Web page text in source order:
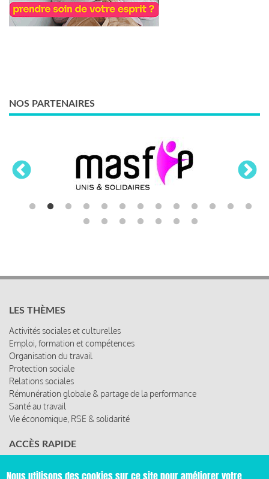
NOS PARTENAIRES
LES THÈMES
Activités sociales et culturelles
Emploi, formation et compétences
Organisation du travail
Protection sociale
Relations sociales
Rémunération globale & partage de la performance
Santé au travail
Vie économique, RSE & solidarité
ACCÈS RAPIDE
Les rencontres